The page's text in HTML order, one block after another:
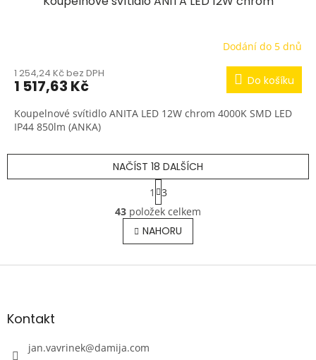
Dodání do 5 dnů
1 254,24 Kč bez DPH
1 517,63 Kč Do košíku
Koupelnové svítidlo ANITA LED 12W chrom 4000K SMD LED
IP44 850lm (ANKA)
O
v
l
á
NAČÍST 18 DALŠÍCH
S
t
r
á
n
k
v
1
3
43 položek celkem
NAHORU
Z
aKontakt
jan.vavrinek@damija.com